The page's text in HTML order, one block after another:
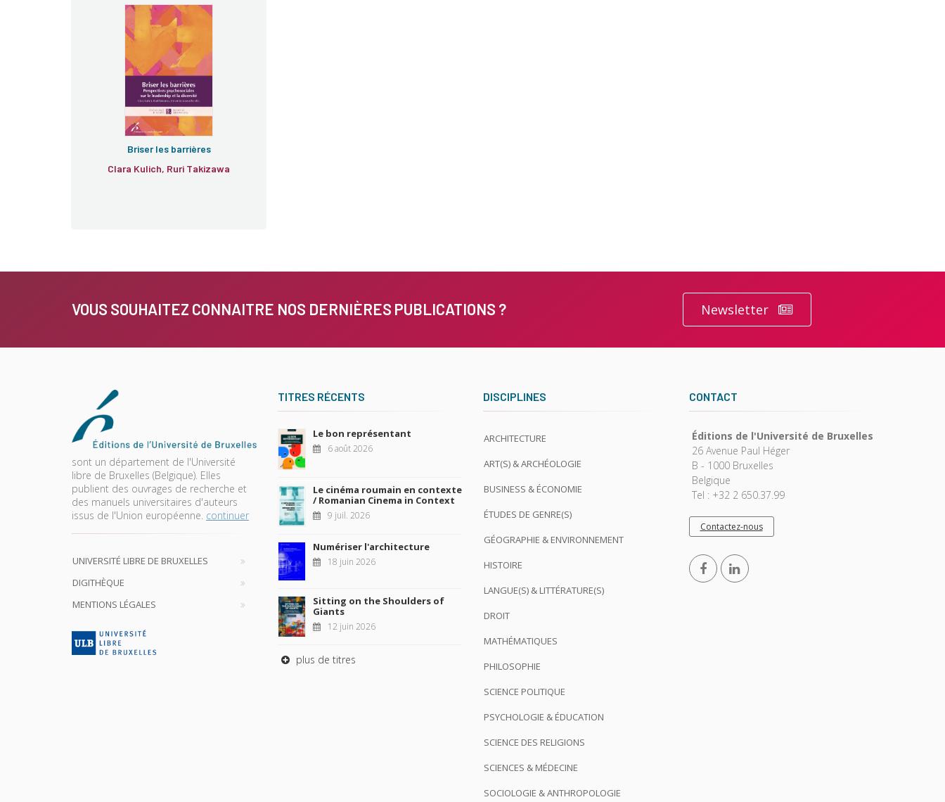
Briser les barrières
Clara Kulich, Ruri Takizawa
VOUS SOUHAITEZ CONNAITRE NOS DERNIÈRES PUBLICATIONS ? Newsletter
sont un département de l'Université
libre de Bruxelles (Belgique). Elles
publient des ouvrages de recherche et
des manuels universitaires d'auteurs
issus de l'Union européenne. continuer
UNIVERSITÉ LIBRE DE BRUXELLES
DIGITHÈQUE
MENTIONS LÉGALES
TITRES RÉCENTS
Le bon représentant
6 août 2026
Le cinéma roumain en contexte
/ Romanian Cinema in Context
9 juil. 2026
Numériser l'architecture
18 juin 2026
Sitting on the Shoulders of
Giants
12 juin 2026
plus de titres
DISCIPLINES
ARCHITECTURE
ART(S) & ARCHÉOLOGIE
BUSINESS & ÉCONOMIE
ÉTUDES DE GENRE(S)
GÉOGRAPHIE & ENVIRONNEMENT
HISTOIRE
LANGUE(S) & LITTÉRATURE(S)
DROIT
MATHÉMATIQUES
PHILOSOPHIE
SCIENCE POLITIQUE
PSYCHOLOGIE & ÉDUCATION
SCIENCE DES RELIGIONS
SCIENCES & MÉDECINE
SOCIOLOGIE & ANTHROPOLOGIE
CONTACT
Éditions de l'Université de Bruxelles
26 Avenue Paul Héger
B - 1000 Bruxelles
Belgique
Tel : +32 2 650.37.99
Contactez-nous